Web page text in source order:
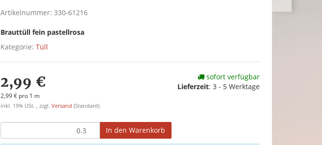
Artikelnummer: 330-61216
Brauttüll fein pastellrosa
Kategorie: Tüll
2,99 €
2,99 € pro 1 m
inkl. 19% USt. , zzgl. Versand (Standard)
sofort verfügbar
Lieferzeit: 3 - 5 Werktage
In den Warenkorb